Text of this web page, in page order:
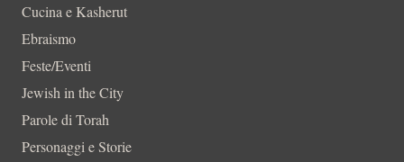
Cucina e Kasherut
Ebraismo
Feste/Eventi
Jewish in the City
Parole di Torah
Personaggi e Storie